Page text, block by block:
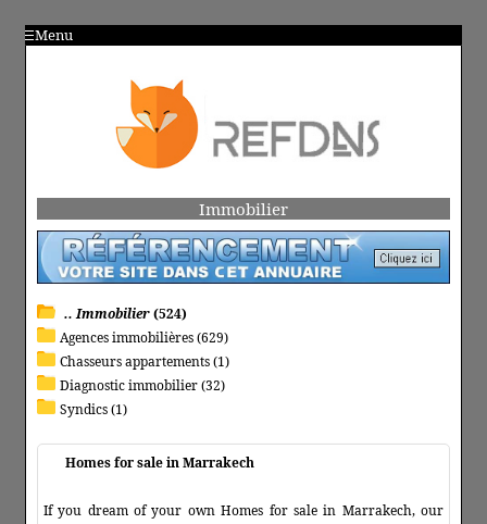
Menu
Immobilier
.. Immobilier(524)
Agences immobilières (629)
Chasseurs appartements (1)
Diagnostic immobilier (32)
Syndics (1)
Homes for sale in Marrakech
If you dream of your own Homes for sale in Marrakech, our